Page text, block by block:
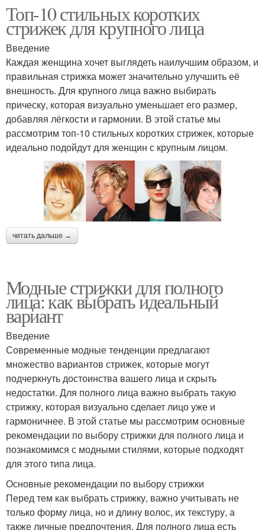
Топ-10 стильных коротких
стрижек для крупного лица
Введение
Каждая женщина хочет выглядеть наилучшим образом, и
правильная стрижка может значительно улучшить её
внешность. Для крупного лица важно выбирать
прическу, которая визуально уменьшает его размер,
добавляя лёгкости и гармонии. В этой статье мы
рассмотрим топ-10 стильных коротких стрижек, которые
идеально подойдут для женщин с крупным лицом.
читать дальше →
Модные стрижки для полного
лица: как выбрать идеальный
вариант
Введение
Современные модные тенденции предлагают
множество вариантов стрижек, которые могут
подчеркнуть достоинства вашего лица и скрыть
недостатки. Для полного лица важно выбрать такую
стрижку, которая визуально сделает лицо уже и
гармоничнее. В этой статье мы рассмотрим основные
рекомендации по выбору стрижки для полного лица и
познакомимся с модными стилями, которые подходят
для этого типа лица.
Основные рекомендации по выбору стрижки
Перед тем как выбрать стрижку, важно учитывать не
только форму лица, но и длину волос, их текстуру, а
также личные предпочтения. Для полного лица есть